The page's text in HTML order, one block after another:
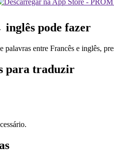
pode fazer
entre Francês e inglês,
para traduzir